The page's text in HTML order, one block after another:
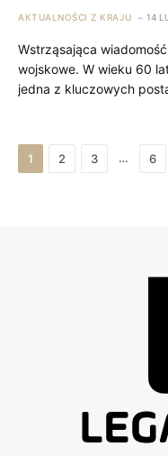
AKTUALNOŚCI Z KRAJU 14
Wstrząsająca
wojskowe. W wieku 60
jedna z kluczowych
1 2 3 … 6